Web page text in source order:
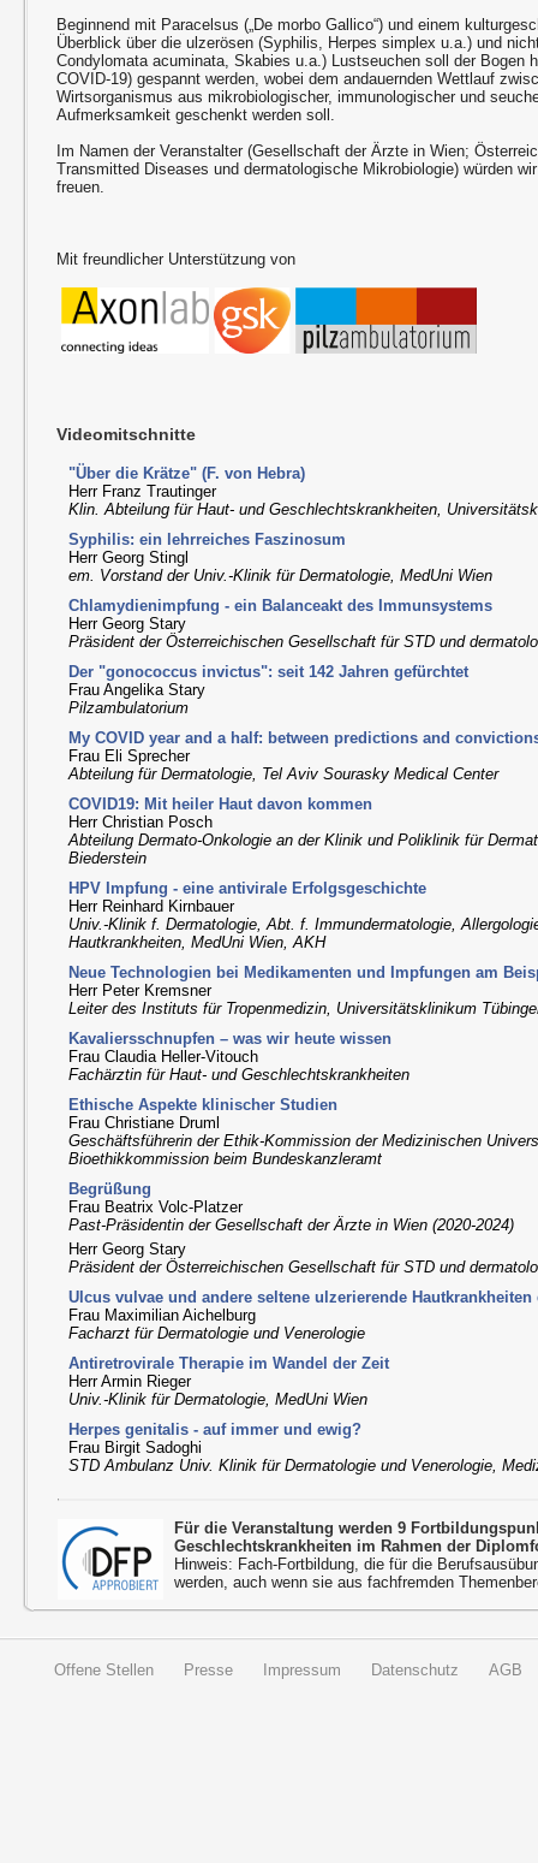
Beginnend mit Paracelsus („De morbo Gallico“) und einem
Überblick über die ulzerösen (Syphilis, Herpes simplex u.a.) und
Condylomata acuminata, Skabies u.a.) Lustseuchen soll der Bogen
COVID-19) gespannt werden, wobei dem andauernden Wettlauf
Wirtsorganismus aus mikrobiologischer, immunologischer und
Aufmerksamkeit geschenkt werden soll.
Im Namen der Veranstalter (Gesellschaft der Ärzte in Wien;
Transmitted Diseases und dermatologische Mikrobiologie) würden
freuen.
Mit freundlicher Unterstützung von
Videomitschnitte
"Über die Krätze" (F. von Hebra)
Herr Franz Trautinger
Klin. Abteilung für Haut- und Geschlechtskrankheiten,
Syphilis: ein lehrreiches Faszinosum
Herr Georg Stingl
em. Vorstand der Univ.-Klinik für Dermatologie, MedUni Wien
Chlamydienimpfung -­ ein Balanceakt des Immunsystems
Herr Georg Stary
Präsident der Österreichischen Gesellschaft für STD und
Der "gonococcus invictus": seit 142 Jahren gefürchtet
Frau Angelika Stary
Pilzambulatorium
My COVID year and a half: between predictions and
Frau Eli Sprecher
Abteilung für Dermatologie, Tel Aviv Sourasky Medical Center
COVID­19: Mit heiler Haut davon kommen
Herr Christian Posch
Abteilung Dermato-Onkologie an der Klinik und Poliklinik für
Biederstein
HPV Impfung ­- eine antivirale Erfolgsgeschichte
Herr Reinhard Kirnbauer
Univ.-Klinik f. Dermatologie, Abt. f. Immundermatologie,
Hautkrankheiten, MedUni Wien, AKH
Neue Technologien bei Medikamenten und Impfungen am
Herr Peter Kremsner
Leiter des Instituts für Tropenmedizin, Universitätsklinikum
Kavaliersschnupfen – was wir heute wissen
Frau Claudia Heller­-Vitouch
Fachärztin für Haut- und Geschlechtskrankheiten
Ethische Aspekte klinischer Studien
Frau Christiane Druml
Geschäftsführerin der Ethik-Kommission der Medizinischen
Bioethikkommission beim Bundeskanzleramt
Begrüßung
Frau Beatrix Volc-Platzer
Past-Präsidentin der Gesellschaft der Ärzte in Wien (2020-2024)
Herr Georg Stary
Präsident der Österreichischen Gesellschaft für STD und
Ulcus vulvae und andere seltene ulzerierende
Frau Maximilian Aichelburg
Facharzt für Dermatologie und Venerologie
Antiretrovirale Therapie im Wandel der Zeit
Herr Armin Rieger
Univ.-Klinik für Dermatologie, MedUni Wien
Herpes genitalis ­- auf immer und ewig?
Frau Birgit Sadoghi
STD Ambulanz Univ. Klinik für Dermatologie und Venerologie,
Für die Veranstaltung werden 9
Geschlechtskrankheiten im Rahmen der
Hinweis: Fach-Fortbildung, die für die
werden, auch wenn sie aus fachfremden
Offene Stellen Presse Impressum Datenschutz AGB